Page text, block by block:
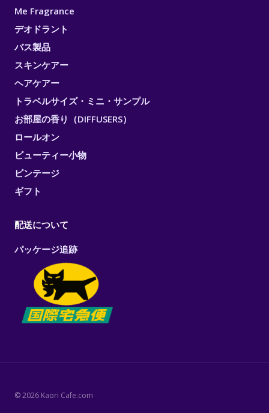
Me Fragrance
デオドラント
バス製品
スキンケアー
ヘアケアー
トラベルサイズ・ミニ・サンプル
お部屋の香り（DIFFUSERS）
ロールオン
ビューティー小物
ビンテージ
ギフト
配送について
パッケージ追跡
© 2026 Kaori Cafe.com